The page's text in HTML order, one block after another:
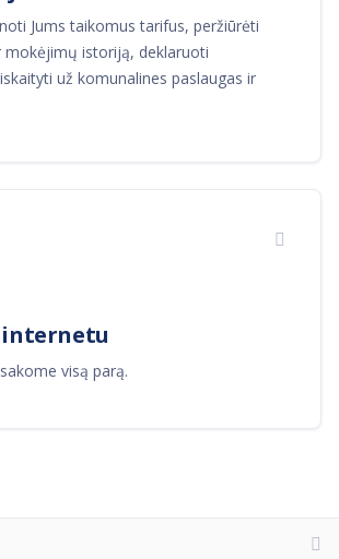
Jums taikomus tarifus, peržiūrėti
mokėjimų istoriją, deklaruoti
už komunalines paslaugas ir
internetu
visą parą.